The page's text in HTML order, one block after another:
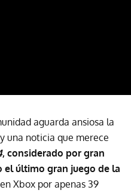
aguarda ansiosa la
una noticia que merece
, considerado por gran
el último gran juego de la
Xbox por apenas 39